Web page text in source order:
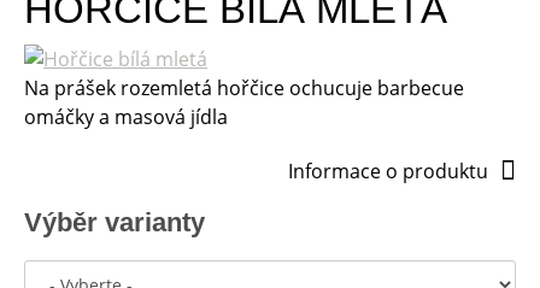
HOŘČICE BÍLÁ MLETÁ
Na prášek rozemletá hořčice ochucuje barbecue
omáčky a masová jídla
Informace o produktu
Výběr varianty